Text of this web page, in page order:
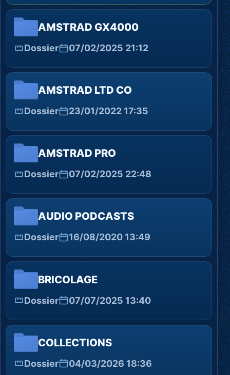
AMSTRAD GX4000
Dossier 07/02/2025 21:12
AMSTRAD LTD CO
Dossier 23/01/2022 17:35
AMSTRAD PRO
Dossier 07/02/2025 22:48
AUDIO PODCASTS
Dossier 16/08/2020 13:49
BRICOLAGE
Dossier 07/07/2025 13:40
COLLECTIONS
Dossier 04/03/2026 18:36